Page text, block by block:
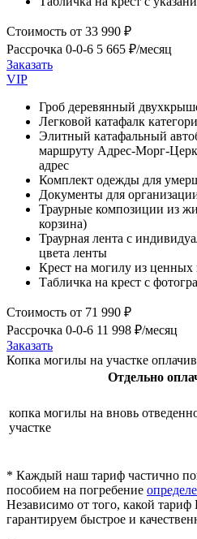
Стоимость от 33 990 ₽
Рассрочка 0-0-6 5 665 ₽/месяц
Заказать
VIP
Гроб деревянный
Легковой катафалк
Элитный катафальный
маршруту Адрес-Морг-
адрес
Комплект одежды для
Документы для
Траурные композиции из
корзина)
Траурная лента с
цвета ленты
Крест на могилу из ценных
Табличка на крест с
Стоимость от 71 990 ₽
Рассрочка 0-0-6 11 998 ₽/месяц
Заказать
Копка могилы на участке
Отдельно
копка могилы на вновь
участке
* Каждый наш тариф частично
пособием на погребение
Независимо от того, какой
гарантируем быстрое и